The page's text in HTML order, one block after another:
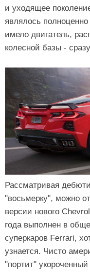
и уходящее
являлось
имело двигатель,
колесной базы -
Рассматривая
"восьмерку", можно
версии нового
года выполнен в
суперкаров Ferrari,
узнается. Чисто
"портит"